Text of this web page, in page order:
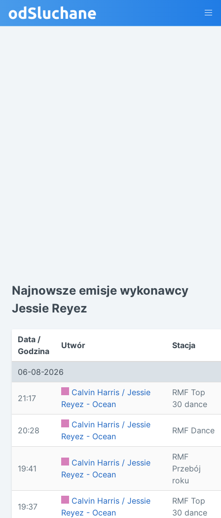
Najnowsze emisje wykonawcy
Jessie Reyez
Data /
Godzina
Utwór Stacja
06-08-2026
21:17
Calvin Harris / Jessie
Reyez - Ocean
RMF Top
30 dance
20:28
Calvin Harris / Jessie
Reyez - Ocean
RMF Dance
19:41
Calvin Harris / Jessie
Reyez - Ocean
RMF
Przebój
roku
19:37
Calvin Harris / Jessie
Reyez - Ocean
RMF Top
30 dance